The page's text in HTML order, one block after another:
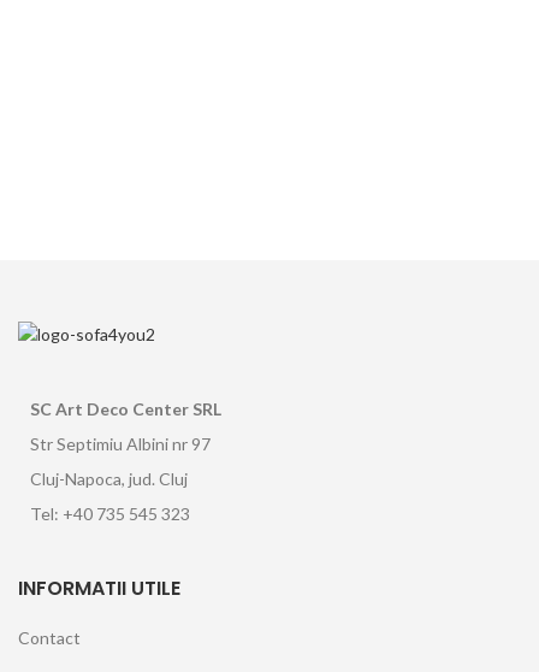
SC Art Deco Center SRL
Str Septimiu Albini nr 97
Cluj-Napoca, jud. Cluj
Tel: +40 735 545 323
INFORMATII UTILE
Contact